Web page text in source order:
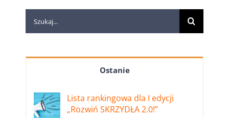
Szukaj
Ostanie
Lista rankingowa dla I edycji
„Rozwiń SKRZYDŁA 2.0!”